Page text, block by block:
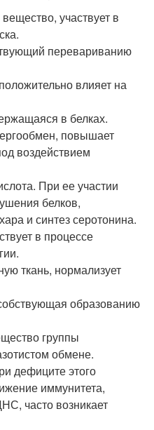
участвует в
перевариванию
влияет на
в белках.
повышает
воздействием
При ее участии
белков,
и синтез серотонина.
в процессе
ткань, нормализует
образованию
группы
обмене.
дефиците этого
иммунитета,
часто возникает